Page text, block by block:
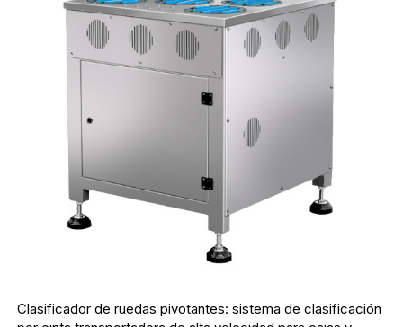
Clasificador de ruedas pivotantes: sistema de clasificación